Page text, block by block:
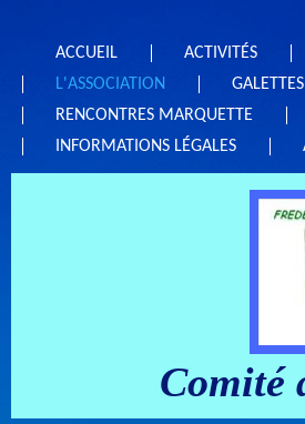
ACCUEIL ACTIVITÉS
L'ASSOCIATION
RENCONTRES MARQUETTE
INFORMATIONS LÉGALES
Comité